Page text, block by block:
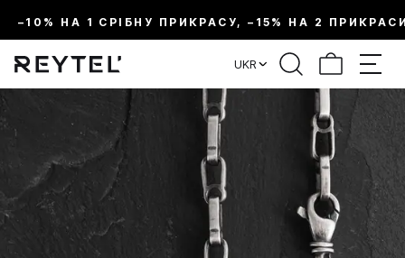
–10% НА 1 СРІБНУ ПРИКРАСУ, –15% НА 2
UKR